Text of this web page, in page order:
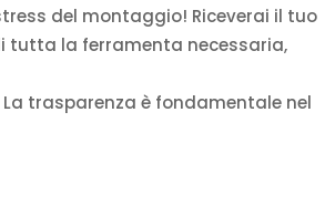
del montaggio! Riceverai il tuo
tutta la ferramenta necessaria,
La trasparenza è fondamentale nel